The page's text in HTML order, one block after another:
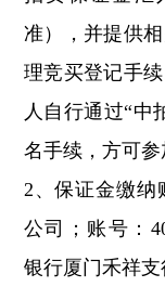
准），并提供
理竞买登记手
人自行通过“中
名手续，方可参
2、保证金缴纳
公司；账号：
银行厦门禾祥支